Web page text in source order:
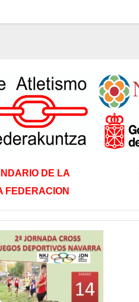
DE LA
FEDERACION